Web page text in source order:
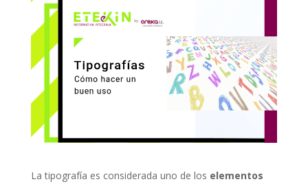
La tipografía es considerada uno de los elementos